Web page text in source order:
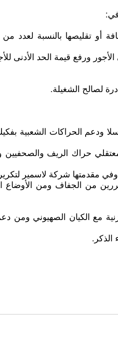
في:
أو تقليصها بالنسبة لعدد
لصالح الشغيلة.
ودعم الحراكات الشعبية
حراك الريف والصحفيين
مقدمتها شركة لاسمير
من الجفاف ومن الأوضاع
مع الكيان الصهيوني
الذكر.